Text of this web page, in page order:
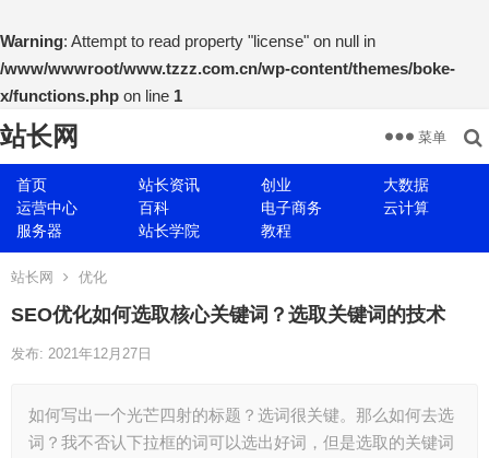
Warning: Attempt to read property "license" on null in
/www/wwwroot/www.tzzz.com.cn/wp-content/themes/boke-
x/functions.php on line 1
站长网
首页 站长资讯 创业
大数据
运营中心
百科 电子商务
云计算
服务器
站长学院 教程
菜单
站长网 优化
SEO优化如何选取核心关键词？选取关键词的技术
发布: 2021年12月27日
如何写出一个光芒四射的标题？选词很关键。那么如何去选
词？我不否认下拉框的词可以选出好词，但是选取的关键词